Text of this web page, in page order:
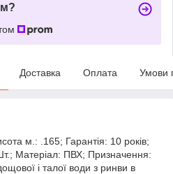
Доставка Оплата Умови
м.: .165; Гарантія: 10 років;
Матеріал: ПВХ; Призначення:
і талої води з ринви в